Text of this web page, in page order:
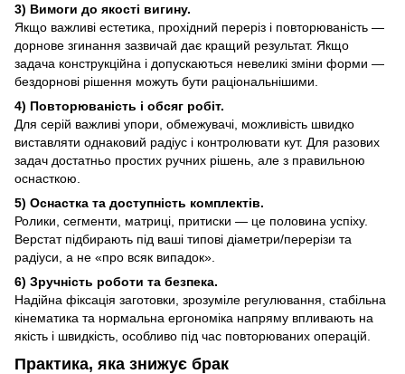
3) Вимоги до якості вигину.
Якщо важливі естетика, прохідний переріз і повторюваність —
дорнове згинання зазвичай дає кращий результат. Якщо
задача конструкційна і допускаються невеликі зміни форми —
бездорнові рішення можуть бути раціональнішими.
4) Повторюваність і обсяг робіт.
Для серій важливі упори, обмежувачі, можливість швидко
виставляти однаковий радіус і контролювати кут. Для разових
задач достатньо простих ручних рішень, але з правильною
оснасткою.
5) Оснастка та доступність комплектів.
Ролики, сегменти, матриці, притиски — це половина успіху.
Верстат підбирають під ваші типові діаметри/перерізи та
радіуси, а не «про всяк випадок».
6) Зручність роботи та безпека.
Надійна фіксація заготовки, зрозуміле регулювання, стабільна
кінематика та нормальна ергономіка напряму впливають на
якість і швидкість, особливо під час повторюваних операцій.
Практика, яка знижує брак